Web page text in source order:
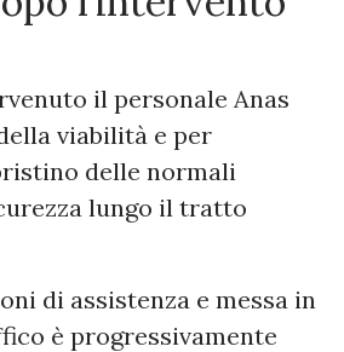
il personale Anas
viabilità e per
delle normali
lungo il tratto
di assistenza e messa in
è progressivamente